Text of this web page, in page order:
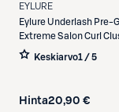
EYLURE
EylureUnderlash Pre-
Extreme Salon Curl
ripsitupsut
Keskiarvo1 / 5
Hinta20,90 €